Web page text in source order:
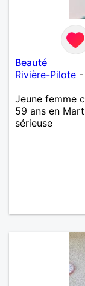
Beauté
Rivière-Pilote -
Jeune femme
59 ans en
sérieuse